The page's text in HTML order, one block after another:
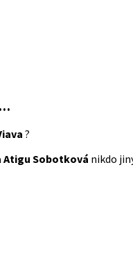
?
Atigu Sobotková nikdo